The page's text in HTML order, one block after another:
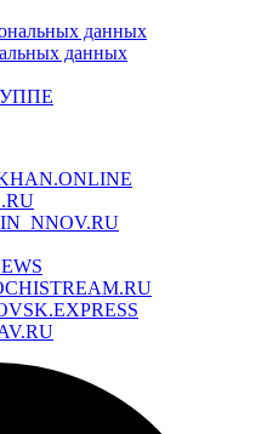
данных
данных
IN_NNOV.RU